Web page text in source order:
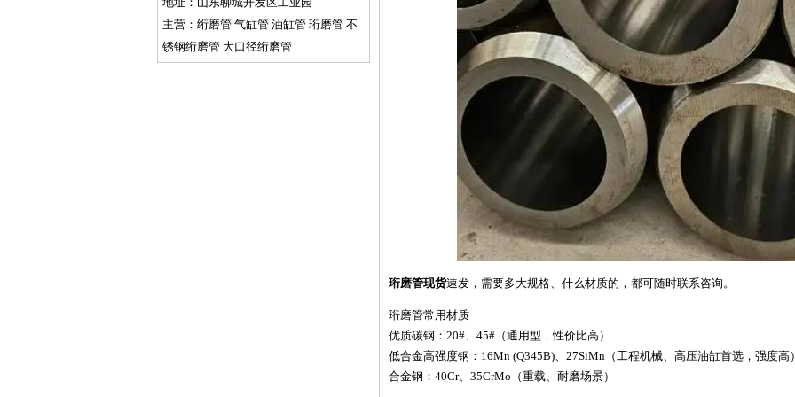
主营：绗磨管 气缸管 油缸管 珩磨管 不
锈钢绗磨管 大口径绗磨管
珩磨管现货速发，需要多大规格、什么材质的，都可随时联系咨询。
珩磨管常用材质
优质碳钢：20#、45#（通用型，性价比高）
低合金高强度钢：16Mn (Q345B)、27SiMn（工程机械、高压油缸首选，强度高
合金钢：40Cr、35CrMo（重载、耐磨场景）